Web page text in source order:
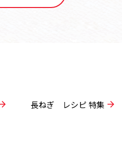
長ねぎ レシピ 特集